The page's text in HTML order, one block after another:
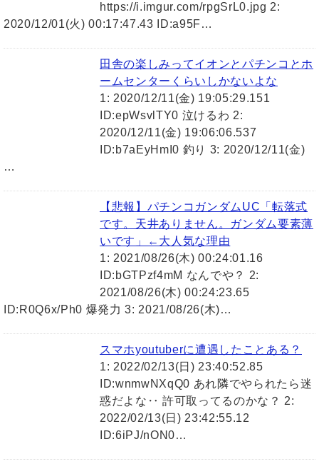
https://i.imgur.com/rpgSrL0.jpg 2:
2020/12/01(火) 00:17:47.43 ID:a95F…
田舎の楽しみってイオンとパチンコとホ
ームセンターくらいしかないよな
1: 2020/12/11(金) 19:05:29.151
ID:epWsvlTY0 泣けるわ 2:
2020/12/11(金) 19:06:06.537
ID:b7aEyHmI0 釣り 3: 2020/12/11(金)
…
【悲報】パチンコガンダムUC「転落式
です。天井ありません。ガンダム要素薄
いです」←大人気な理由
1: 2021/08/26(木) 00:24:01.16
ID:bGTPzf4mM なんでや？ 2:
2021/08/26(木) 00:24:23.65
ID:R0Q6x/Ph0 爆発力 3: 2021/08/26(木)…
スマホyoutuberに遭遇したことある？
1: 2022/02/13(日) 23:40:52.85
ID:wnmwNXqQ0 あれ隣でやられたら迷
惑だよな‥ 許可取ってるのかな？ 2:
2022/02/13(日) 23:42:55.12
ID:6iPJ/nON0…